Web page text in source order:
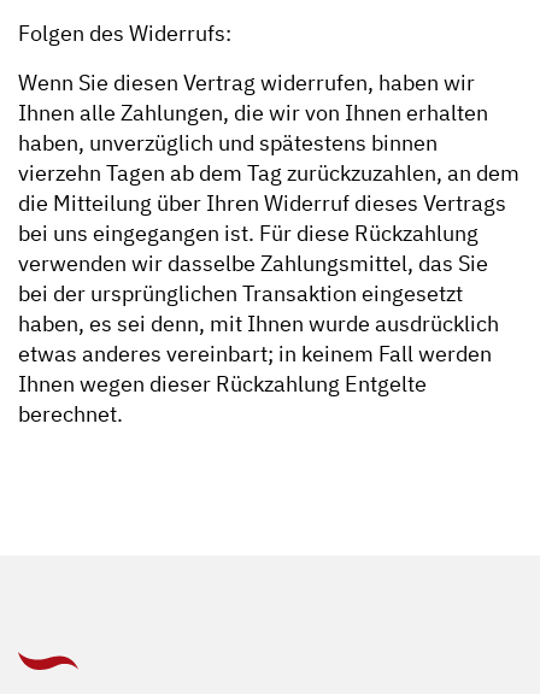
Folgen des Widerrufs:
Wenn Sie diesen Vertrag widerrufen, haben wir
Ihnen alle Zahlungen, die wir von Ihnen erhalten
haben, unverzüglich und spätestens binnen
vierzehn Tagen ab dem Tag zurückzuzahlen, an dem
die Mitteilung über Ihren Widerruf dieses Vertrags
bei uns eingegangen ist. Für diese Rückzahlung
verwenden wir dasselbe Zahlungsmittel, das Sie
bei der ursprünglichen Transaktion eingesetzt
haben, es sei denn, mit Ihnen wurde ausdrücklich
etwas anderes vereinbart; in keinem Fall werden
Ihnen wegen dieser Rückzahlung Entgelte
berechnet.